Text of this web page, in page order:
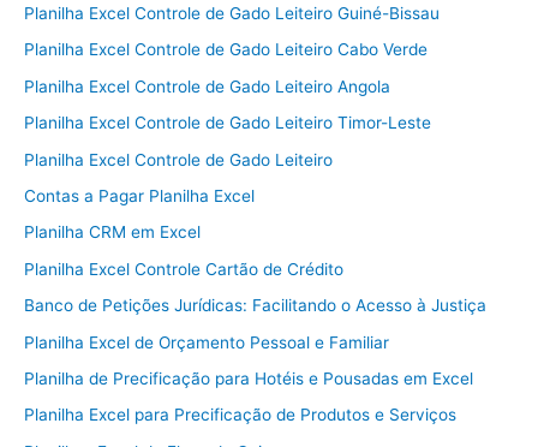
Planilha Excel Controle de Gado Leiteiro Guiné-Bissau
Planilha Excel Controle de Gado Leiteiro Cabo Verde
Planilha Excel Controle de Gado Leiteiro Angola
Planilha Excel Controle de Gado Leiteiro Timor-Leste
Planilha Excel Controle de Gado Leiteiro
Contas a Pagar Planilha Excel
Planilha CRM em Excel
Planilha Excel Controle Cartão de Crédito
Banco de Petições Jurídicas: Facilitando o Acesso à Justiça
Planilha Excel de Orçamento Pessoal e Familiar
Planilha de Precificação para Hotéis e Pousadas em Excel
Planilha Excel para Precificação de Produtos e Serviços